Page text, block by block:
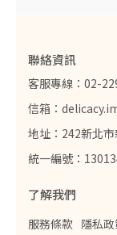
聯絡資訊
客服專線：02-
信箱：
地址：242新北
統一編號：
了解我們
服務條款 隱私